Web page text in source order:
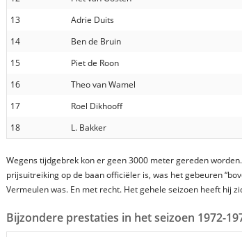
13
Adrie Duits
14
Ben de Bruin
15
Piet de Roon
16
Theo van Wamel
17
Roel Dikhooff
18
L. Bakker
Wegens tijdgebrek kon er geen 3000 meter gereden
prijsuitreiking op de baan officiëler is, was het gebeuren
Vermeulen was. En met recht. Het gehele seizoen heeft hij
Bijzondere prestaties in het seizoen 1972-